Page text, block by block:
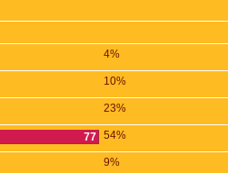
4%
10%
23%
77 54%
9%